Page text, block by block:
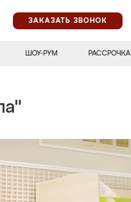
ЗАКАЗАТЬ ЗВОНОК
ШОУ-РУМ РАССРОЧКА